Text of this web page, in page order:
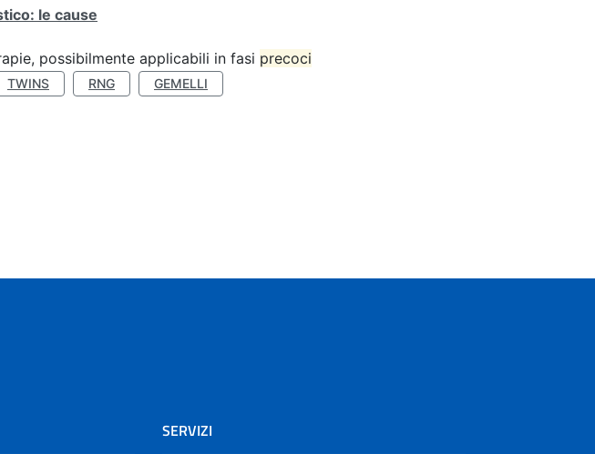
le cause
possibilmente applicabili in fasi precoci
TWINS RNG GEMELLI
SERVIZI